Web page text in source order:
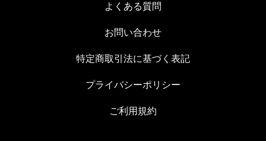
よくある質問
お問い合わせ
特定商取引法に基づく表記
プライバシーポリシー
ご利用規約